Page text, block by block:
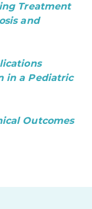
Treatment
and
in a Pediatric
Outcomes